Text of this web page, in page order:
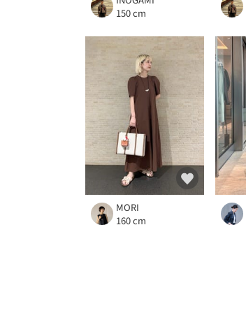
150 cm
MORI
160 cm